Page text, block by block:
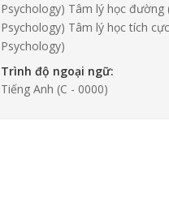
Psychology) Tâm lý học đường
Psychology) Tâm lý học tích
Psychology)
Trình độ ngoại ngữ:
Tiếng Anh (C - 0000)